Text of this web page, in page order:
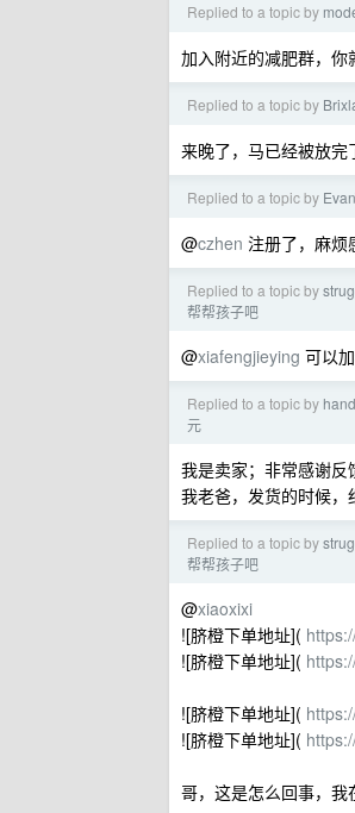
Replied to a topic by
加入附近的减肥群，你
Replied to a topic by
来晚了，马已经被放完
Replied to a topic by
@czhen 注册了，麻烦
Replied to a topic by
帮帮孩子吧
@xiafengjieying 可以
Replied to a topic by
元
我是卖家；非常感谢
我老爸，发货的时候，
Replied to a topic by
帮帮孩子吧
@xiaoxixi
![脐橙下单地址](
![脐橙下单地址](
![脐橙下单地址](
![脐橙下单地址](
哥，这是怎么回事，